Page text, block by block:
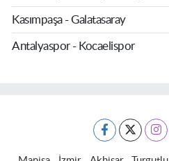
Kasımpaşa - Galatasaray
Antalyaspor - Kocaelispor